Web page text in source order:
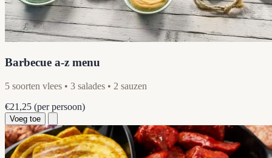
Barbecue a-z menu
5 soorten vlees • 3 salades • 2 sauzen
€21,25 (per persoon)
Voeg toe